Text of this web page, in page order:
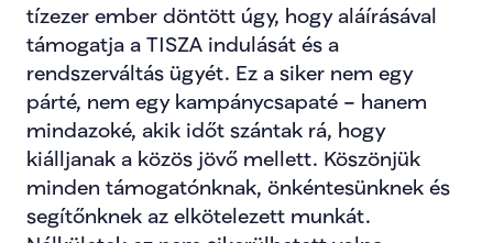
tízezer ember döntött úgy, hogy aláírásával
támogatja a TISZA indulását és a
rendszerváltás ügyét. Ez a siker nem egy
párté, nem egy kampánycsapaté – hanem
mindazoké, akik időt szántak rá, hogy
kiálljanak a közös jövő mellett. Köszönjük
minden támogatónknak, önkéntesünknek és
segítőnknek az elkötelezett munkát.